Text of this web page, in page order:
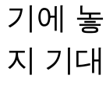
기에
지 기